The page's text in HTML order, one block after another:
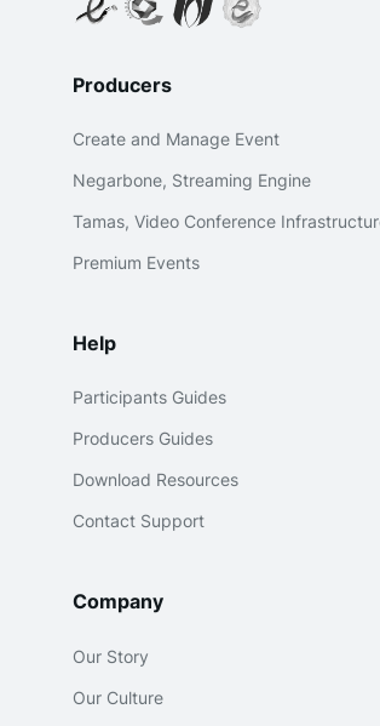
Producers
Create and Manage Event
Negarbone, Streaming Engine
Tamas, Video Conference
Premium Events
Help
Participants Guides
Producers Guides
Download Resources
Contact Support
Company
Our Story
Our Culture